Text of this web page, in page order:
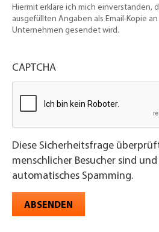
Hiermit erkläre ich mich einverstanden,
ausgefüllten Angaben als Email-Kopie
Unternehmen gesendet wird.
CAPTCHA
Diese Sicherheitsfrage
menschlicher Besucher sind
automatisches Spamming.
ABSENDEN